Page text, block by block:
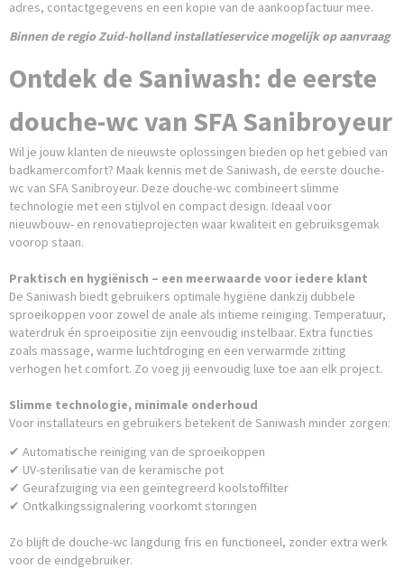
adres, contactgegevens en een kopie van de aankoopfactuur mee.
Binnen de regio Zuid-holland installatieservice mogelijk op aanvraag
Ontdek de Saniwash: de eerste
douche-wc van SFA Sanibroyeur
Wil je jouw klanten de nieuwste oplossingen bieden op het gebied van
badkamercomfort? Maak kennis met de Saniwash, de eerste douche-
wc van SFA Sanibroyeur. Deze douche-wc combineert slimme
technologie met een stijlvol en compact design. Ideaal voor
nieuwbouw- en renovatieprojecten waar kwaliteit en gebruiksgemak
voorop staan.
Praktisch en hygiënisch – een meerwaarde voor iedere klant
De Saniwash biedt gebruikers optimale hygiëne dankzij dubbele
sproeikoppen voor zowel de anale als intieme reiniging. Temperatuur,
waterdruk én sproeipositie zijn eenvoudig instelbaar. Extra functies
zoals massage, warme luchtdroging en een verwarmde zitting
verhogen het comfort. Zo voeg jij eenvoudig luxe toe aan elk project.
Slimme technologie, minimale onderhoud
Voor installateurs en gebruikers betekent de Saniwash minder zorgen:
✔ Automatische reiniging van de sproeikoppen
✔ UV-sterilisatie van de keramische pot
✔ Geurafzuiging via een geïntegreerd koolstoffilter
✔ Ontkalkingssignalering voorkomt storingen
Zo blijft de douche-wc langdurig fris en functioneel, zonder extra werk
voor de eindgebruiker.